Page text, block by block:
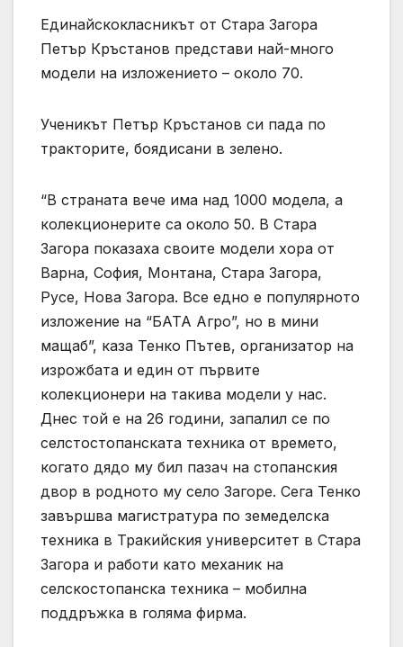
Единайскокласникът от Стара Загора
Петър Кръстанов представи най-много
модели на изложението – около 70.
Ученикът Петър Кръстанов си пада по
тракторите, боядисани в зелено.
“В страната вече има над 1000 модела, а
колекционерите са около 50. В Стара
Загора показаха своите модели хора от
Варна, София, Монтана, Стара Загора,
Русе, Нова Загора. Все едно е популярното
изложение на “БАТА Агро”, но в мини
мащаб”, каза Тенко Пътев, организатор на
изрожбата и един от първите
колекционери на такива модели у нас.
Днес той е на 26 години, запалил се по
селстостопанската техника от времето,
когато дядо му бил пазач на стопанския
двор в родното му село Загоре. Сега Тенко
завършва магистратура по земеделска
техника в Тракийския университет в Стара
Загора и работи като механик на
селскостопанска техника – мобилна
поддръжка в голяма фирма.